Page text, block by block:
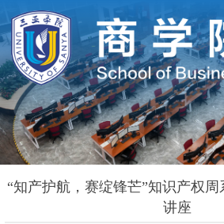
“知产护航，赛绽锋芒”知识产权
讲座